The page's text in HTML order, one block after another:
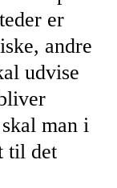
er
andre
udvise
man i
til det